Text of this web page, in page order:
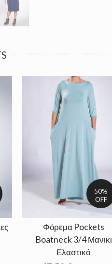
50%
OFF
Φόρεμα Pockets
Boatneck 3/4 Μανικι
Ελαστικό